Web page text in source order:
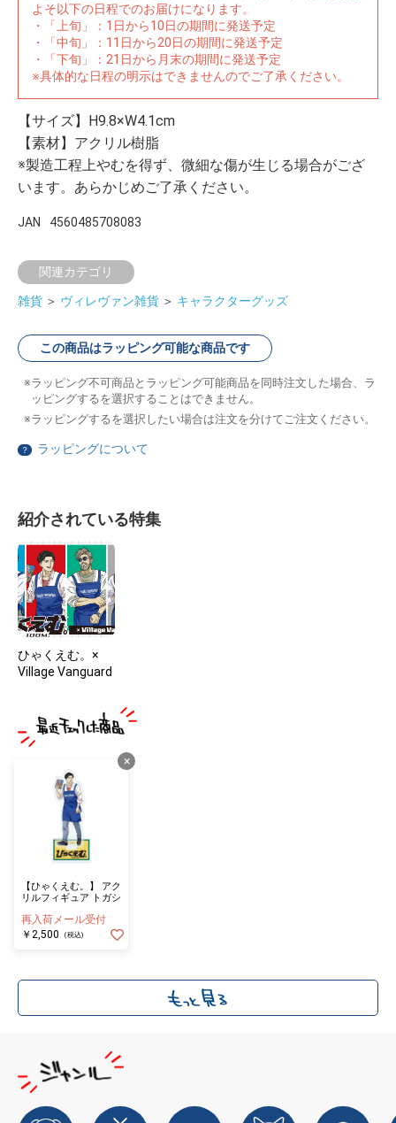
よそ以下の日程でのお届けになります。
・「上旬」：1日から10日の期間に発送予定
・「中旬」：11日から20日の期間に発送予定
・「下旬」：21日から月末の期間に発送予定
※具体的な日程の明示はできませんのでご了承ください。
【サイズ】H9.8×W4.1cm
【素材】アクリル樹脂
※製造工程上やむを得ず、微細な傷が生じる場合がござ
います。あらかじめご了承ください。
JAN 4560485708083
関連カテゴリ
雑貨 ＞ ヴィレヴァン雑貨 ＞ キャラクターグッズ
この商品はラッピング可能な商品です
ラッピング不可商品とラッピング可能商品を同時注文した場合、ラ
ッピングするを選択することはできません。
ラッピングするを選択したい場合は注文を分けてご注文ください。
？ ラッピングについて
紹介されている特集
ひゃくえむ。×
Village Vanguard
×
【ひゃくえむ。】 アク
リルフィギュア トガシ
再入荷メール受付
￥2,500
(税込)
イラストレ
ーター
アダルトグ
ッズ